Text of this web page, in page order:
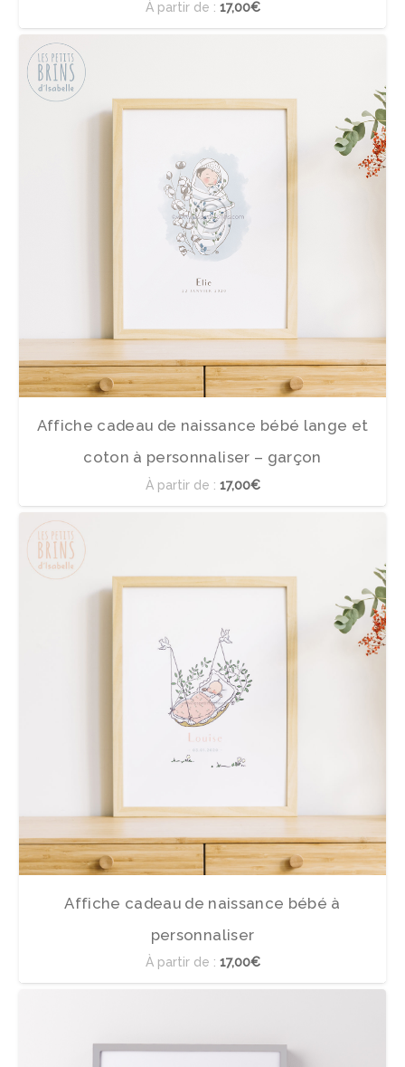
À partir de : 17,00€
Affiche cadeau de naissance bébé lange et
coton à personnaliser – garçon
À partir de : 17,00€
Affiche cadeau de naissance bébé à
personnaliser
À partir de : 17,00€